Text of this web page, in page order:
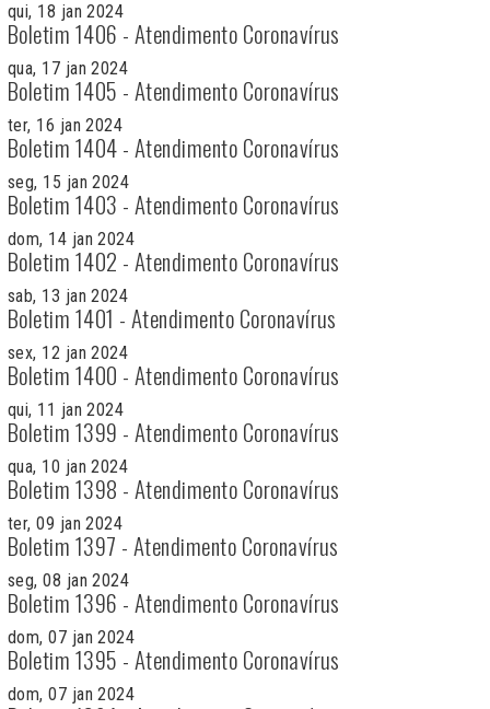
qui, 18 jan 2024
Boletim 1406 - Atendimento Coronavírus
qua, 17 jan 2024
Boletim 1405 - Atendimento Coronavírus
ter, 16 jan 2024
Boletim 1404 - Atendimento Coronavírus
seg, 15 jan 2024
Boletim 1403 - Atendimento Coronavírus
dom, 14 jan 2024
Boletim 1402 - Atendimento Coronavírus
sab, 13 jan 2024
Boletim 1401 - Atendimento Coronavírus
sex, 12 jan 2024
Boletim 1400 - Atendimento Coronavírus
qui, 11 jan 2024
Boletim 1399 - Atendimento Coronavírus
qua, 10 jan 2024
Boletim 1398 - Atendimento Coronavírus
ter, 09 jan 2024
Boletim 1397 - Atendimento Coronavírus
seg, 08 jan 2024
Boletim 1396 - Atendimento Coronavírus
dom, 07 jan 2024
Boletim 1395 - Atendimento Coronavírus
dom, 07 jan 2024